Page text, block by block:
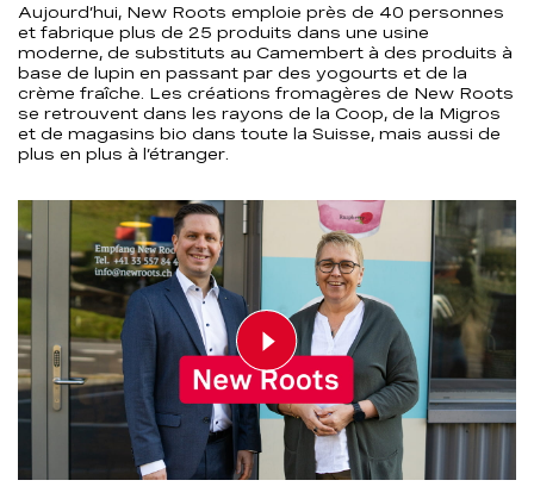
Aujourd’hui, New Roots emploie près de 40 personnes
et fabrique plus de 25 produits dans une usine
moderne, de substituts au Camembert à des produits à
base de lupin en passant par des yogourts et de la
crème fraîche. Les créations fromagères de New Roots
se retrouvent dans les rayons de la Coop, de la Migros
et de magasins bio dans toute la Suisse, mais aussi de
plus en plus à l’étranger.
Play video